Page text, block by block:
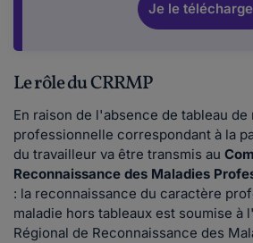
Je le
Le rôle du CRRMP
En raison de l'absence de tableau de
professionnelle correspondant à la
du travailleur va être transmis au
Reconnaissance des Maladies
: la reconnaissance du caractère
maladie hors tableaux est soumise à l'
Régional de Reconnaissance des